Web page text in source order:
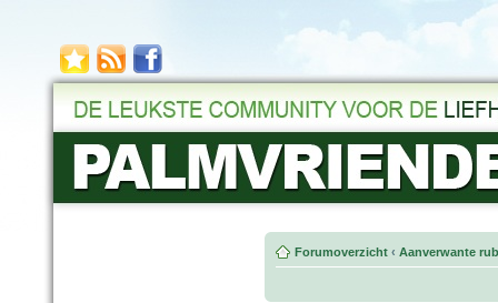
Forumoverzicht ‹ Aanverwante